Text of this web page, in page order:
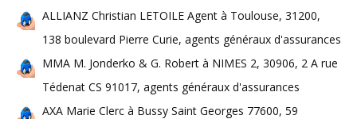
ALLIANZ Christian LETOILE Agent à Toulouse, 31200,
138 boulevard Pierre Curie, agents généraux d'assurances
MMA M. Jonderko & G. Robert à NIMES 2, 30906, 2 A rue
Tédenat CS 91017, agents généraux d'assurances
AXA Marie Clerc à Bussy Saint Georges 77600, 59